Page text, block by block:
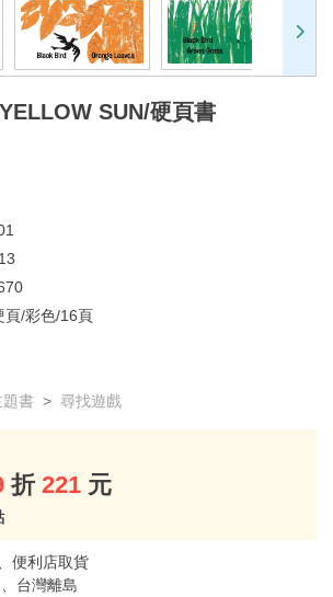
SUN/硬頁書
頁/彩色/16頁
題書 尋找遊戲
折 221 元
便利店取貨
台灣離島